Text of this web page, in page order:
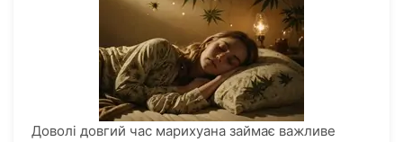
Доволі довгий час марихуана займає важливе